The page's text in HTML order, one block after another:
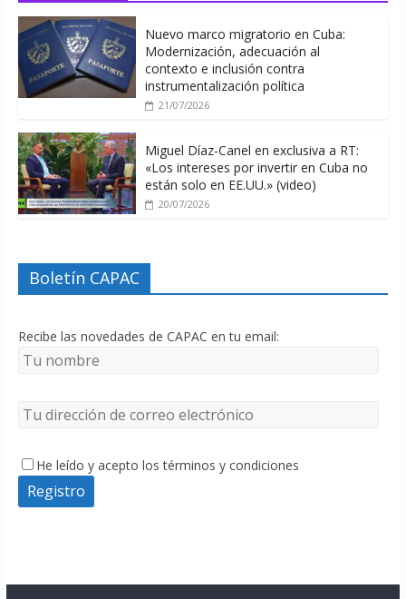
Nuevo marco migratorio en Cuba:
Modernización, adecuación al
contexto e inclusión contra
instrumentalización política
21/07/2026
Miguel Díaz-Canel en exclusiva a RT:
«Los intereses por invertir en Cuba no
están solo en EE.UU.» (video)
20/07/2026
Boletín CAPAC
Recibe las novedades de CAPAC en tu email:
He leído y acepto los términos y condiciones